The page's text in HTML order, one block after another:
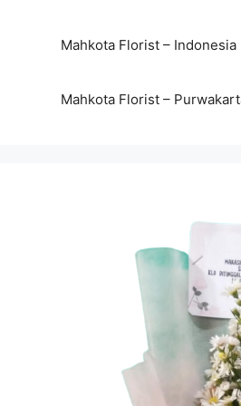
Mahkota Florist – Indonesia
Mahkota Florist –